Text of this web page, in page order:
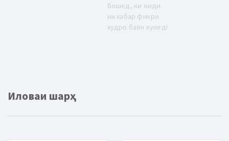
бошед, ки оиди
ин хабар фикри
худро баён кунед!
Иловаи шарҳ